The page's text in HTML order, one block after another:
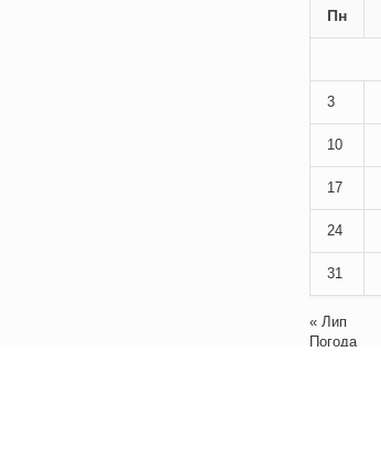
Пн
3
10
17
24
31
« Лип
Погода